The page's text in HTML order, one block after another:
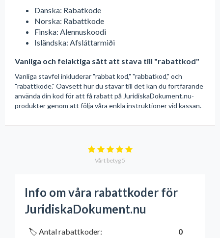
Danska: Rabatkode
Norska: Rabattkode
Finska: Alennuskoodi
Isländska: Afsláttarmiði
Vanliga och felaktiga sätt att stava till "rabattkod"
Vanliga stavfel inkluderar "rabbat kod," "rabbatkod," och
"rabattkode." Oavsett hur du stavar till det kan du fortfarande
använda din kod för att få rabatt på JuridiskaDokument.nu-
produkter genom att följa våra enkla instruktioner vid kassan.
Vårt betyg 5
Info om våra rabattkoder för
JuridiskaDokument.nu
🏷️ Antal rabattkoder: 0